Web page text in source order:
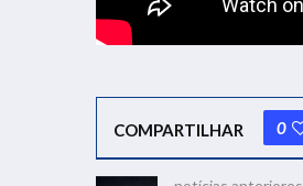
COMPARTILHAR 0